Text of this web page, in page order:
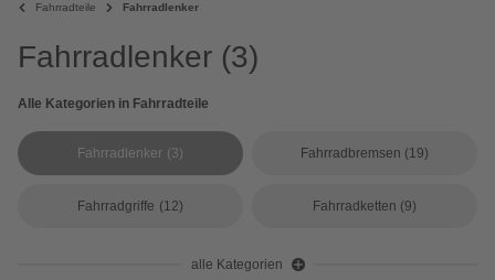
Fahrradteile Fahrradlenker
Fahrradlenker (3)
Alle Kategorien in Fahrradteile
Fahrradlenker (3) Fahrradbremsen (19)
Fahrradgriffe (12) Fahrradketten (9)
alle Kategorien